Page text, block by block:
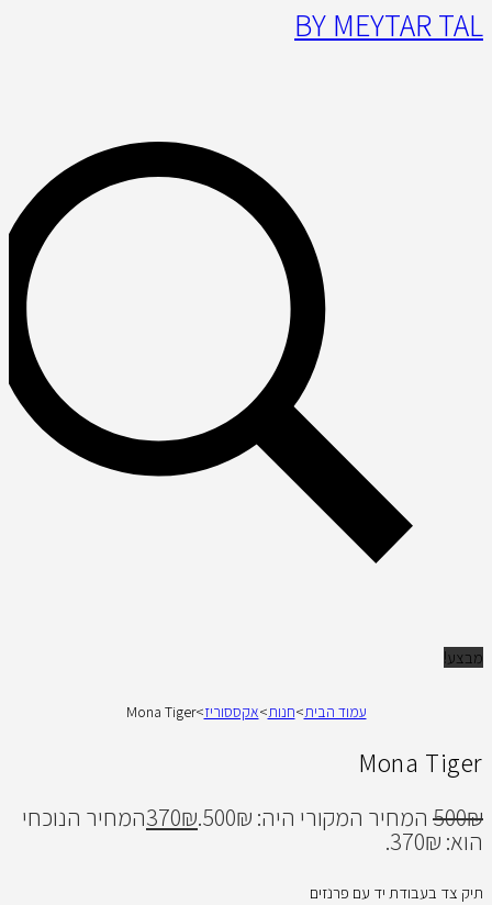
BY MEYTAR TAL
מבצע!
עמוד הבית>חנות>אקססוריז>
Mona Tiger
Mona Tiger
500₪ המחיר המקורי היה: 500₪. 370₪ המחיר הנוכחי
הוא: 370₪.
תיק צד בעבודת יד עם פרנזים